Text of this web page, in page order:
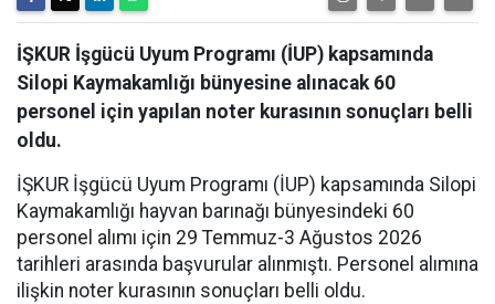
İŞKUR İşgücü Uyum Programı (İUP) kapsamında
Silopi Kaymakamlığı bünyesine alınacak 60
personel için yapılan noter kurasının sonuçları belli
oldu.
İŞKUR İşgücü Uyum Programı (İUP) kapsamında Silopi
Kaymakamlığı hayvan barınağı bünyesindeki 60
personel alımı için 29 Temmuz-3 Ağustos 2026
tarihleri arasında başvurular alınmıştı. Personel alımına
ilişkin noter kurasının sonuçları belli oldu.